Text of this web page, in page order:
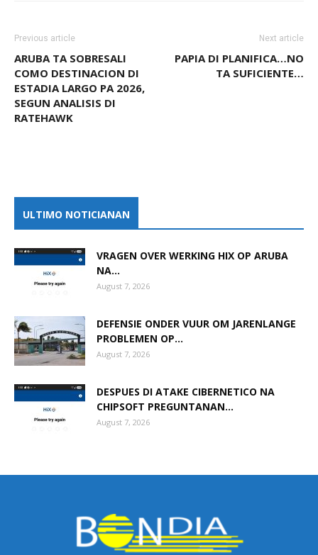
Previous article
ARUBA TA SOBRESALI
COMO DESTINACION DI
ESTADIA LARGO PA 2026,
SEGUN ANALISIS DI
RATEHAWK
Next article
PAPIA DI PLANIFICA…NO
TA SUFICIENTE…
ULTIMO NOTICIANAN
VRAGEN OVER WERKING HIX OP ARUBA
NA...
August 7, 2026
DEFENSIE ONDER VUUR OM JARENLANGE
PROBLEMEN OP...
August 7, 2026
DESPUES DI ATAKE CIBERNETICO NA
CHIPSOFT PREGUNTANAN...
August 7, 2026